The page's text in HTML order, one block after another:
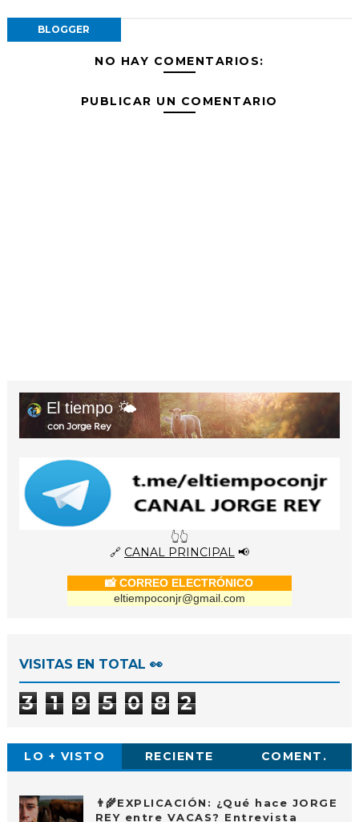
BLOGGER
NO HAY COMENTARIOS:
PUBLICAR UN COMENTARIO
El tiempo 🌤️
con Jorge Rey
👆👆
🔗 CANAL PRINCIPAL📢
📸 CORREO ELECTRÓNICO
eltiempoconjr@gmail.com
VISITAS EN TOTAL 👀
3 1 9 5 0 8 2
LO + VISTO RECIENTE COMENT.
👨‍🌾EXPLICACIÓN: ¿Qué hace JORGE
REY entre VACAS? Entrevista